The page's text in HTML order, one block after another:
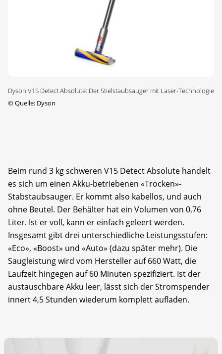
Dyson V15 Detect Absolute: Der Stielstaubsauger mit Laser-Technologie
©Quelle: Dyson
Beim rund 3 kg schweren V15 Detect Absolute handelt
es sich um einen Akku-betriebenen «Trocken»-
Stabstaubsauger. Er kommt also kabellos, und auch
ohne Beutel. Der Behälter hat ein Volumen von 0,76
Liter. Ist er voll, kann er einfach geleert werden.
Insgesamt gibt drei unterschiedliche Leistungsstufen:
«Eco», «Boost» und «Auto» (dazu später mehr). Die
Saugleistung wird vom Hersteller auf 660 Watt, die
Laufzeit hingegen auf 60 Minuten spezifiziert. Ist der
austauschbare Akku leer, lässt sich der Stromspender
innert 4,5 Stunden wiederum komplett aufladen.